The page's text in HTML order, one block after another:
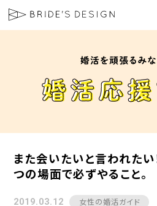
また会いたいと言われた
つの場面で必ずやること。
2019.03.12 女性の婚活ガイド